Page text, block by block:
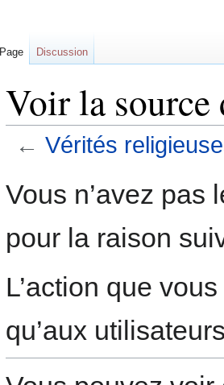
Voir la source
← Vérités
à
navigation
à
recherche
Vous n’avez pas
pour la raison
L’action que
qu’aux
Page Discussion